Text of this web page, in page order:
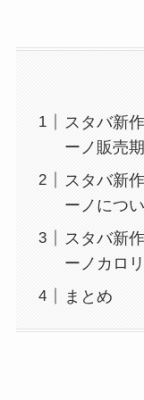
スタバ新
ーノ販売
スタバ新
ーノにつ
スタバ新
ーノカロ
まとめ